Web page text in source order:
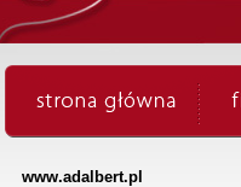
www.adalbert.pl